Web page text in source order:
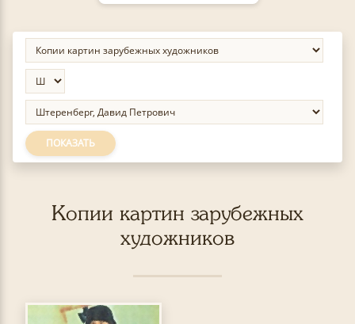
ПОКАЗАТЬ
Копии картин зарубежных
художников